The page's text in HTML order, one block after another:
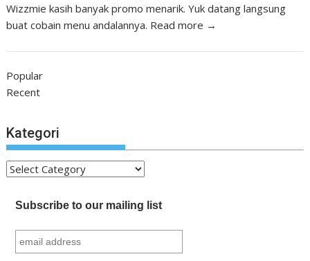
Wizzmie kasih banyak promo menarik. Yuk datang langsung
buat cobain menu andalannya. Read more →
Popular
Recent
Kategori
Kategori
Subscribe to our mailing list